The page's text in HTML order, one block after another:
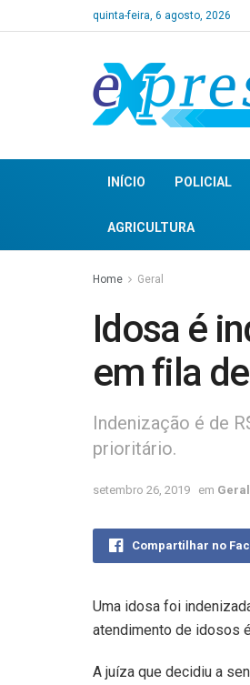
quinta-feira, 6 agosto, 2026
INÍCIO POLICIAL
AGRICULTURA
Home Geral
Idosa é
em fila
Indenização é de
prioritário.
setembro 26, 2019 em Geral
Compartilhar no
Uma idosa foi
atendimento de idosos
A juíza que decidiu a